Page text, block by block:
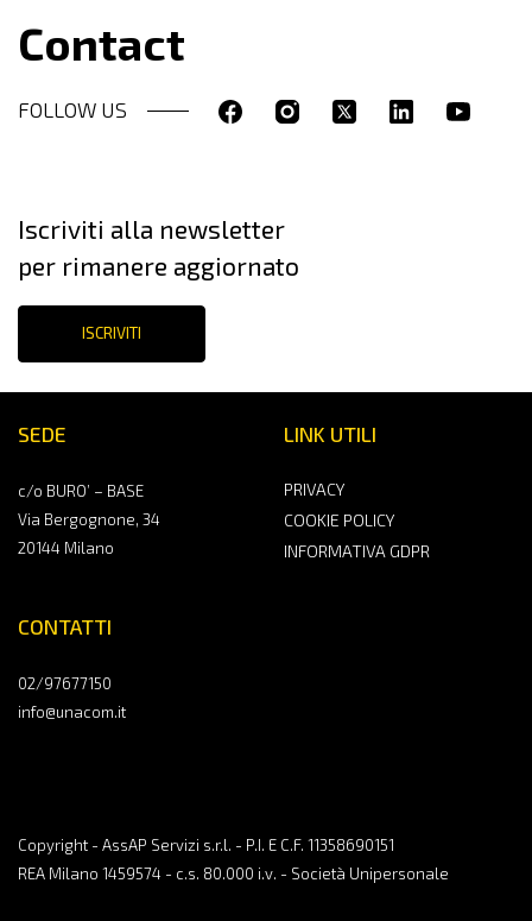
Contact
FOLLOW US
SEDE
c/o BURO’ – BASE
Via Bergognone, 34
20144 Milano
CONTATTI
02/97677150
info@unacom.it
LINK UTILI
PRIVACY
COOKIE POLICY
INFORMATIVA GDPR
Copyright - AssAP Servizi s.r.l. - P.I. E C.F. 11358690151
REA Milano 1459574 - c.s. 80.000 i.v. - Società Unipersonale
Iscriviti alla newsletter
per rimanere aggiornato
ISCRIVITI